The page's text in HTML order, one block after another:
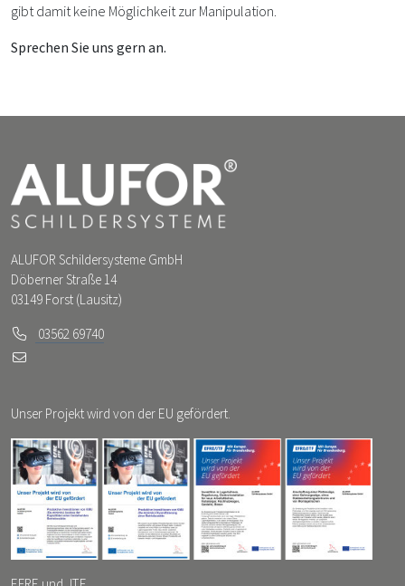
gibt damit keine Möglichkeit zur Manipulation.
Sprechen Sie uns gern an.
ALUFOR Schildersysteme GmbH
Döberner Straße 14
03149 Forst (Lausitz)
03562 69740
Unser Projekt wird von der EU gefördert.